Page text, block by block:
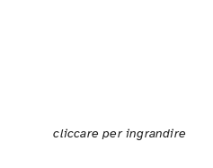
cliccare per ingrandire